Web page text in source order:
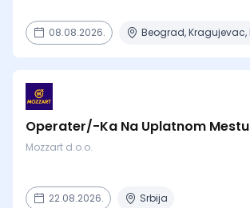
08.08.2026.
Operater/-Ka Na Uplatnom Mestu
Mozzart d.o.o.
22.08.2026. Srbija